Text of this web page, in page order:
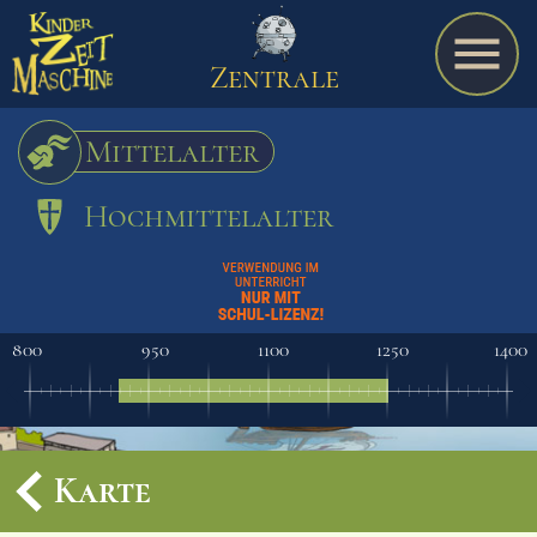
Spiel
Termine
Schulmaterialien
Zentrale
Mittelalter
Hochmittelalter
800 950 1100 1250 1400
Karte